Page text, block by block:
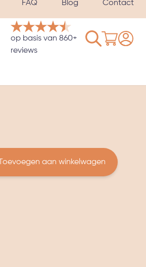
FAQ Blog Contact
kussenslopen categorie
voor Verzwaard slaapmasker
op basis van 860+
reviews
Toevoegen aan winkelwagen